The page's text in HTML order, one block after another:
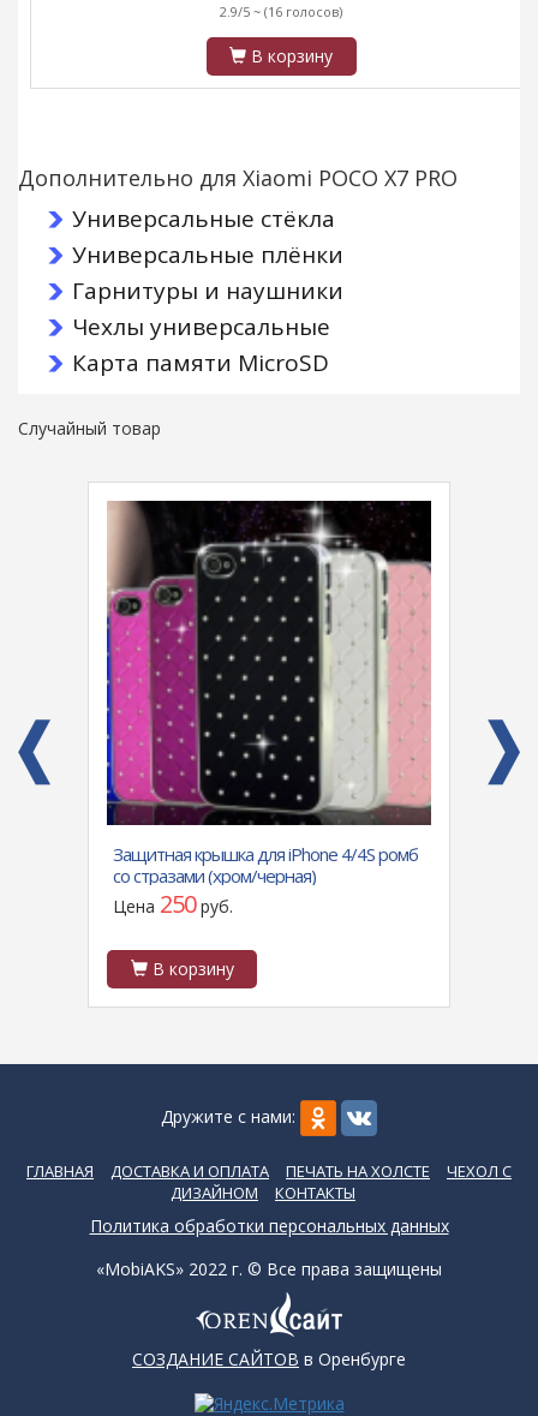
2.9/5 ~ (16 голосов)
В корзину
Дополнительно для Xiaomi POCO X7 PRO
Универсальные стёкла
Универсальные плёнки
Гарнитуры и наушники
Чехлы универсальные
Карта памяти MicroSD
Случайный товар
Защитная крышка для iPhone 4/4S ромб
со стразами (хром/черная)
Цена 250руб.
В корзину
Дружите с нами:
ГЛАВНАЯ ДОСТАВКА И ОПЛАТА ПЕЧАТЬ НА ХОЛСТЕ
ЧЕХОЛ С
ДИЗАЙНОМ
КОНТАКТЫ
Политика обработки персональных данных
«MobiAKS» 2022 г. © Все права защищены
СОЗДАНИЕ САЙТОВ в Оренбурге